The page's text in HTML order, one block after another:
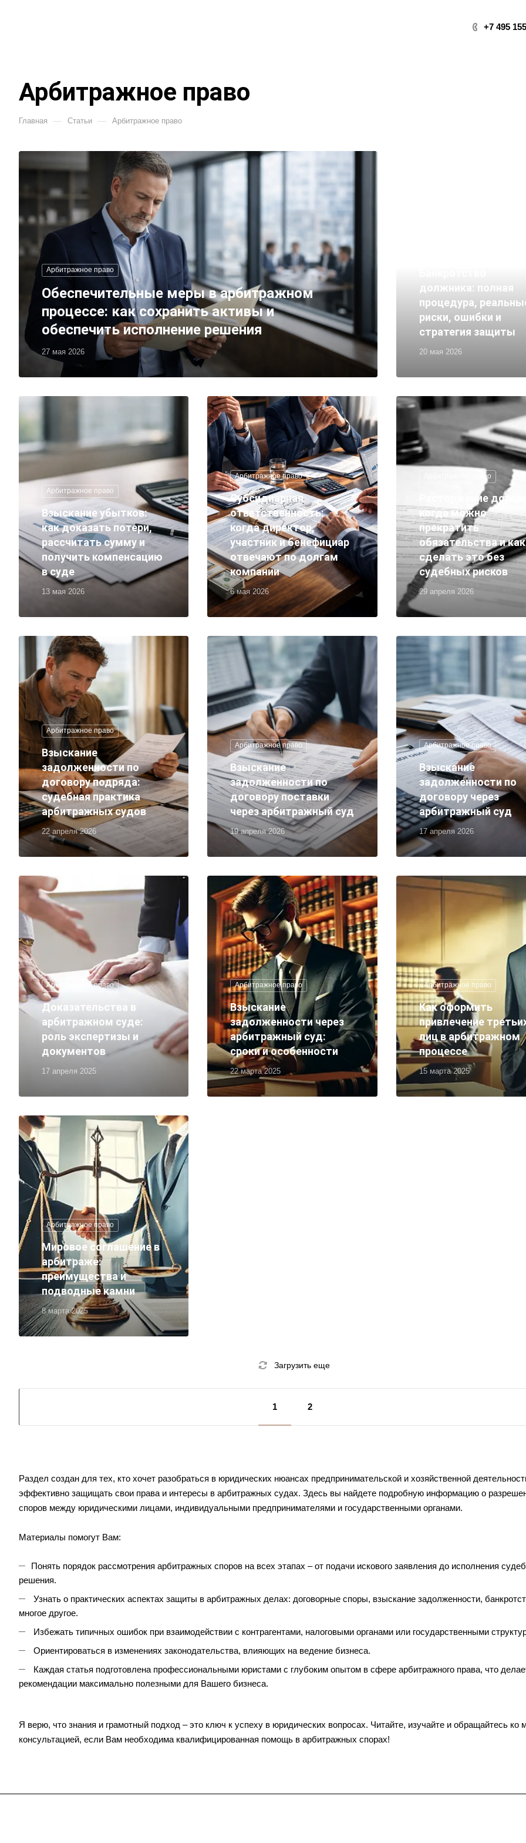
+7 495
Арбитражное право
Главная — Статьи — Арбитражное право
Арбитражное право
27 мая 2026
Обеспечительные меры в арбитражном
процессе: как сохранить активы и
обеспечить исполнение решения
20 мая 2026
должника: полная
процедура,
риски, ошибки и
стратегия защиты
Арбитражное право
13 мая 2026
Взыскание убытков:
как доказать потери,
рассчитать сумму и
получить компенсацию
в суде
Арбитражное право
6 мая 2026
Субсидиарная
ответственность:
когда директор,
участник и бенефициар
отвечают по долгам
компании
Арбитражное право
29 апреля 2026
Расторжение
когда можно
прекратить
обязательства и как
сделать это без
судебных рисков
Арбитражное право
22 апреля 2026
Взыскание
задолженности по
договору подряда:
судебная практика
арбитражных судов
Арбитражное право
19 апреля 2026
Взыскание
задолженности по
договору поставки
через арбитражный суд
Арбитражное право
17 апреля 2026
Взыскание
задолженности по
договору через
арбитражный суд
Арбитражное право
17 апреля 2025
Доказательства в
арбитражном суде:
роль экспертизы и
документов
Арбитражное право
22 марта 2025
Взыскание
задолженности через
арбитражный суд:
сроки и особенности
Арбитражное право
15 марта 2025
Как оформить
привлечение
лиц в арбитражном
процессе
Арбитражное право
8 марта 2025
Мировое соглашение в
арбитраже:
преимущества и
подводные камни
Загрузить еще
1 2
Раздел создан для тех, кто хочет разобраться в юридических нюансах предпринимательской и хозяйственной
эффективно защищать свои права и интересы в арбитражных судах. Здесь вы найдете подробную информацию о
споров между юридическими лицами, индивидуальными предпринимателями и государственными органами.
Материалы помогут Вам:
Понять порядок рассмотрения арбитражных споров на всех этапах – от подачи искового заявления до исполнения
решения.
Узнать о практических аспектах защиты в арбитражных делах: договорные споры, взыскание задолженности,
многое другое.
Избежать типичных ошибок при взаимодействии с контрагентами, налоговыми органами или государственными
Ориентироваться в изменениях законодательства, влияющих на ведение бизнеса.
Каждая статья подготовлена профессиональными юристами с глубоким опытом в сфере арбитражного права, что
рекомендации максимально полезными для Вашего бизнеса.
Я верю, что знания и грамотный подход – это ключ к успеху в юридических вопросах. Читайте, изучайте и обращайтесь ко
консультацией, если Вам необходима квалифицированная помощь в арбитражных спорах!